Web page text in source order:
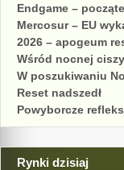
Endgame –
Mercosur – EU
2026 – apogeum
Wśród nocnej ciszy
W poszukiwaniu
Reset nadszedł
Powyborcze
Rynki dzisiaj